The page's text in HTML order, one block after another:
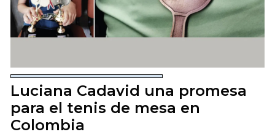
Luciana Cadavid una promesa
para el tenis de mesa en
Colombia